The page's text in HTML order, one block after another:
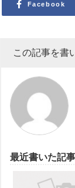
Facebook
この記事を書
最近書いた記事